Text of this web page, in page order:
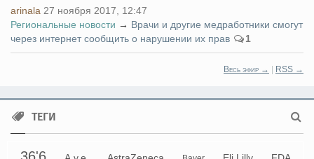
arinala 27 ноября 2017, 12:47
Региональные новости → Врачи и другие медработники смогут
через интернет сообщить о нарушении их прав
1
Весь эфир → RSS →
ТЕГИ